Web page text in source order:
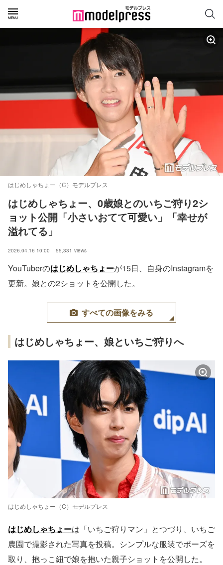
はじめしゃちょー（C）モデルプレス
はじめしゃちょー、0歳娘とのいちご狩り2シ
ョット公開「小さいおてて可愛い」「幸せが
溢れてる」
2026.04.16 10:00 55,331 views
YouTuberのはじめしゃちょーが15日、自身のInstagramを
更新。娘との2ショットを公開した。
すべての画像をみる
はじめしゃちょー、娘といちご狩りへ
はじめしゃちょー（C）モデルプレス
はじめしゃちょーは「いちご狩りマン」とつづり、いちご
農園で撮影された写真を投稿。シンプルな服装でポーズを
取り、抱っこ紐で娘を抱いた親子ショットを公開した。